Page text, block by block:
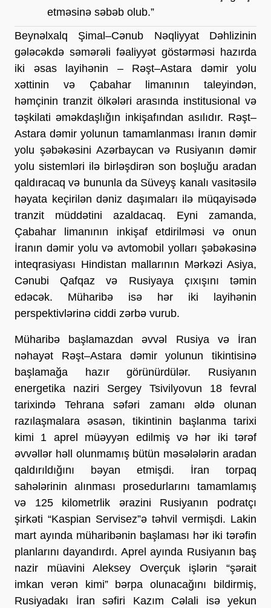
etməsinə səbəb olub.”
Beynəlxalq Şimal–Cənub Nəqliyyat Dəhlizinin
gələcəkdə səmərəli fəaliyyət göstərməsi hazırda
iki əsas layihənin – Rəşt–Astara dəmir yolu
xəttinin və Çabahar limanının taleyindən,
həmçinin tranzit ölkələri arasında institusional və
təşkilati əməkdaşlığın inkişafından asılıdır. Rəşt–
Astara dəmir yolunun tamamlanması İranın dəmir
yolu şəbəkəsini Azərbaycan və Rusiyanın dəmir
yolu sistemləri ilə birləşdirən son boşluğu aradan
qaldıracaq və bununla da Süveyş kanalı vasitəsilə
həyata keçirilən dəniz daşımaları ilə müqayisədə
tranzit müddətini azaldacaq. Eyni zamanda,
Çabahar limanının inkişaf etdirilməsi və onun
İranın dəmir yolu və avtomobil yolları şəbəkəsinə
inteqrasiyası Hindistan mallarının Mərkəzi Asiya,
Cənubi Qafqaz və Rusiyaya çıxışını təmin
edəcək. Müharibə isə hər iki layihənin
perspektivlərinə ciddi zərbə vurub.
Müharibə başlamazdan əvvəl Rusiya və İran
nəhayət Rəşt–Astara dəmir yolunun tikintisinə
başlamağa hazır görünürdülər. Rusiyanın
energetika naziri Sergey Tsivilyovun 18 fevral
tarixində Tehrana səfəri zamanı əldə olunan
razılaşmalara əsasən, tikintinin başlanma tarixi
kimi 1 aprel müəyyən edilmiş və hər iki tərəf
əvvəllər həll olunmamış bütün məsələlərin aradan
qaldırıldığını bəyan etmişdi. İran torpaq
sahələrinin alınması prosedurlarını tamamlamış
və 125 kilometrlik ərazini Rusiyanın podratçı
şirkəti “Kaspian Servisez”ə təhvil vermişdi. Lakin
mart ayında müharibənin başlaması hər iki tərəfin
planlarını dayandırdı. Aprel ayında Rusiyanın baş
nazir müavini Aleksey Overçuk işlərin “şərait
imkan verən kimi” bərpa olunacağını bildirmiş,
Rusiyadakı İran səfiri Kazım Cəlali isə yekun